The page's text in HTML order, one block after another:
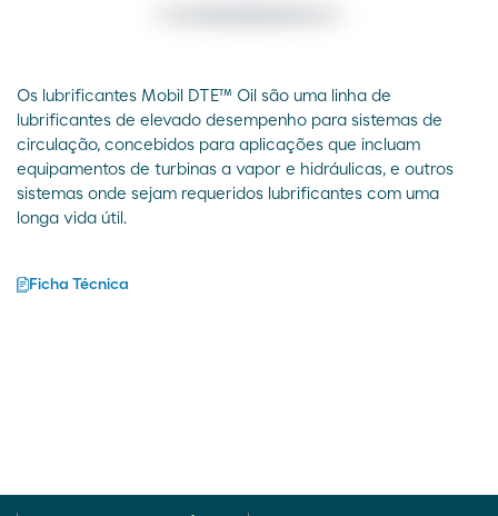
Os lubrificantes Mobil DTE™ Oil são uma linha de
lubrificantes de elevado desempenho para sistemas de
circulação, concebidos para aplicações que incluam
equipamentos de turbinas a vapor e hidráulicas, e outros
sistemas onde sejam requeridos lubrificantes com uma
longa vida útil.
Ficha Técnica